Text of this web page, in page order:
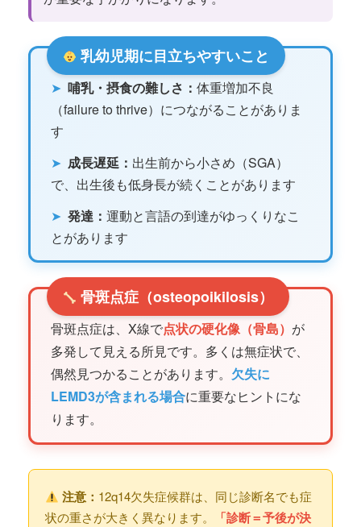
乳幼児期に目立ちやすいこと
➤ 哺乳・摂食の難しさ： 体重増加不良
（failure to thrive）につながることがありま
す
➤ 成長遅延： 出生前から小さめ（SGA）
で、出生後も低身長が続くことがあります
➤ 発達： 運動と言語の到達がゆっくりなこ
とがあります
骨斑点症（osteopoikilosis）
骨斑点症は、X線で点状の硬化像（骨島） が
多発して見える所見です。多くは無症状で、
偶然見つかることがあります。 欠失に
LEMD3が含まれる場合に重要なヒントにな
ります。
注意： 12q14欠失症候群は、同じ診断名でも症
状の重さが大きく異なります。
「診断＝予後が決